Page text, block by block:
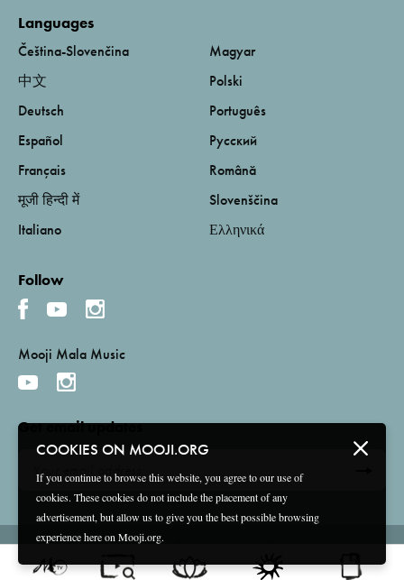
COOKIES ON MOOJI.ORG
If you continue to browse this website, you agree to our use of
cookies. These cookies do not include the placement of any
advertisement, but allow us to give you the best possible browsing
experience here on Mooji.org.
Languages
Čeština-Slovenčina
中文
Deutsch
Español
Français
मूजी हिन्दी में
Italiano
Magyar
Polski
Português
Русский
Română
Slovenščina
Ελληνικά
Follow
Mooji Mala Music
Get email updates
Terms and Conditions